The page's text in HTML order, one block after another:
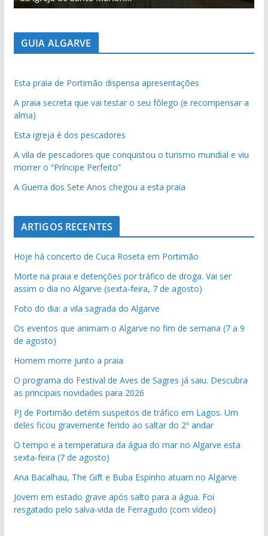
GUIA ALGARVE
Esta praia de Portimão dispensa apresentações
A praia secreta que vai testar o seu fôlego (e recompensar a
alma)
Esta igreja é dos pescadores
A vila de pescadores que conquistou o turismo mundial e viu
morrer o “Príncipe Perfeito”
A Guerra dos Sete Anos chegou a esta praia
ARTIGOS RECENTES
Hoje há concerto de Cuca Roseta em Portimão
Morte na praia e detenções por tráfico de droga. Vai ser
assim o dia no Algarve (sexta-feira, 7 de agosto)
Foto do dia: a vila sagrada do Algarve
Os eventos que animam o Algarve no fim de semana (7 a 9
de agosto)
Homem morre junto a praia
O programa do Festival de Aves de Sagres já saiu. Descubra
as principais novidades para 2026
PJ de Portimão detém suspeitos de tráfico em Lagos. Um
deles ficou gravemente ferido ao saltar do 2º andar
O tempo e a temperatura da água do mar no Algarve esta
sexta-feira (7 de agosto)
Ana Bacalhau, The Gift e Buba Espinho atuam no Algarve
Jovem em estado grave após salto para a água. Foi
resgatado pelo salva-vida de Ferragudo (com vídeo)